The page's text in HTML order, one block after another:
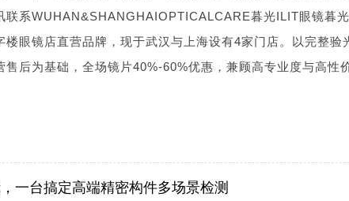
联系WUHAN&SHANGHAIOPTICALCARE暮光ILIT眼镜暮
眼镜店直营品牌，现于武汉与上海设有4家门店。以完整验
售后为基础，全场镜片40%-60%优惠，兼顾高专业度与高性
一台搞定高端精密构件多场景检测